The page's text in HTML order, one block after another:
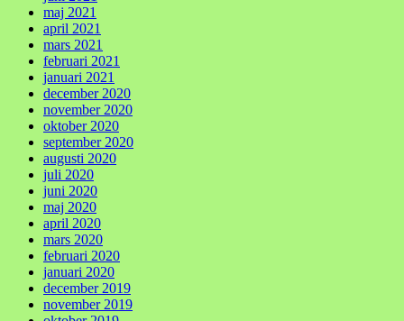
maj 2021
april 2021
mars 2021
februari 2021
januari 2021
december 2020
november 2020
oktober 2020
september 2020
augusti 2020
juli 2020
juni 2020
maj 2020
april 2020
mars 2020
februari 2020
januari 2020
december 2019
november 2019